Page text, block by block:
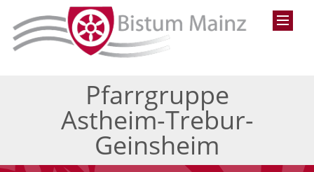
Pfarrgruppe
Astheim-Trebur-
Geinsheim